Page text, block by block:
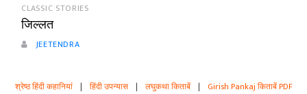
CLASSIC STORIES
जिल्लत
JEETENDRA
श्रेष्ठ हिंदी कहानियां | हिंदी उपन्यास | लघुकथा किताबें | Girish Pankaj किताबें PDF